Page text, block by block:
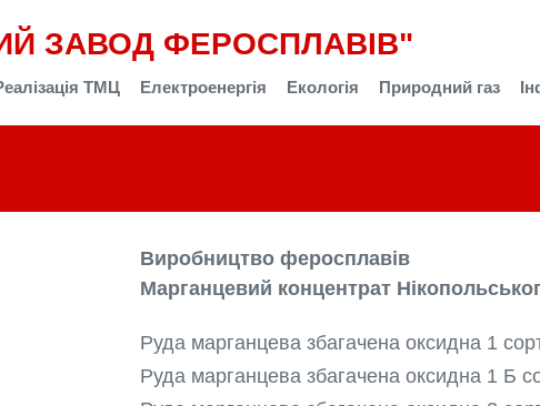
ЗАВОД ФЕРОСПЛАВІВ"
ТМЦ Електроенергія Екологія Природний газ
Виробництво феросплавів
Марганцевий концентрат
Руда марганцева збагачена оксидна 1
Руда марганцева збагачена оксидна 1 Б